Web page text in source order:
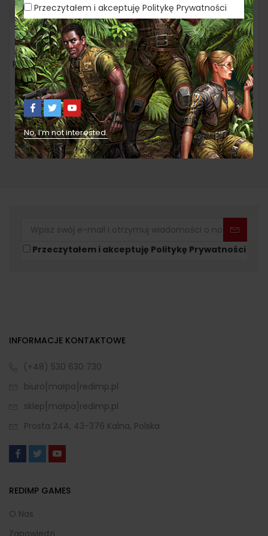
Pangea – polska wersja limitowana
zł200,00
Czytaj dalej
Pangea – torba
zł15,00
Dodaj do koszyka
Przeczytałem i akceptuję Politykę Prywatności
No, I’m not interested.
Przeczytałem i akceptuję Politykę Prywatności
INFORMACJE KONTAKTOWE
(+48) 530 630 730
biuro[małpa]redimp.pl
sklep[małpa]redimp.pl
Prosta 244, 43-376 Kalna, Polska
REDIMP GAMES
O Nas